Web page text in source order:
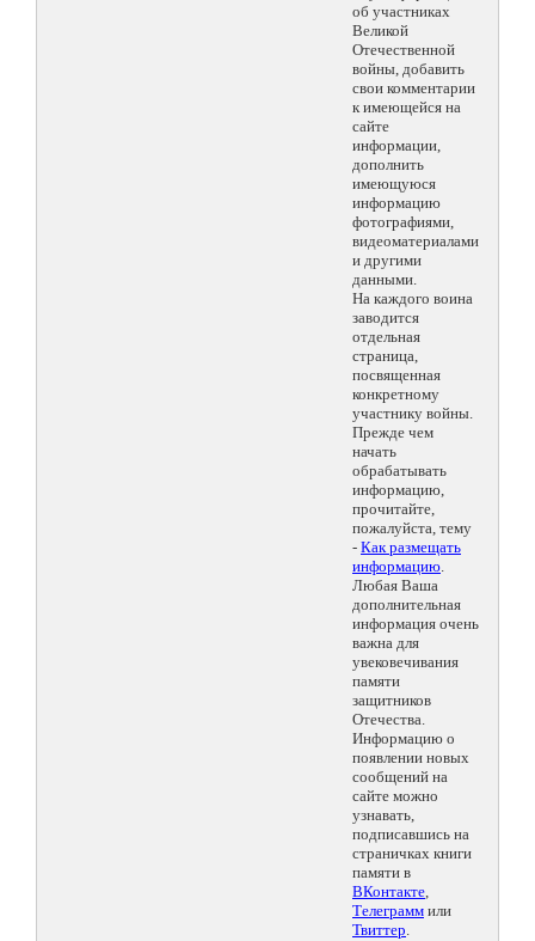
об участниках
Великой
Отечественной
войны, добавить
свои комментарии
к имеющейся на
сайте
информации,
дополнить
имеющуюся
информацию
фотографиями,
видеоматериалами
и другими
данными.
На каждого воина
заводится
отдельная
страница,
посвященная
конкретному
участнику войны.
Прежде чем
начать
обрабатывать
информацию,
прочитайте,
пожалуйста, тему
- Как размещать
информацию.
Любая Ваша
дополнительная
информация очень
важна для
увековечивания
памяти
защитников
Отечества.
Информацию о
появлении новых
сообщений на
сайте можно
узнавать,
подписавшись на
страничках книги
памяти в
ВКонтакте,
Телеграмм или
Твиттер.